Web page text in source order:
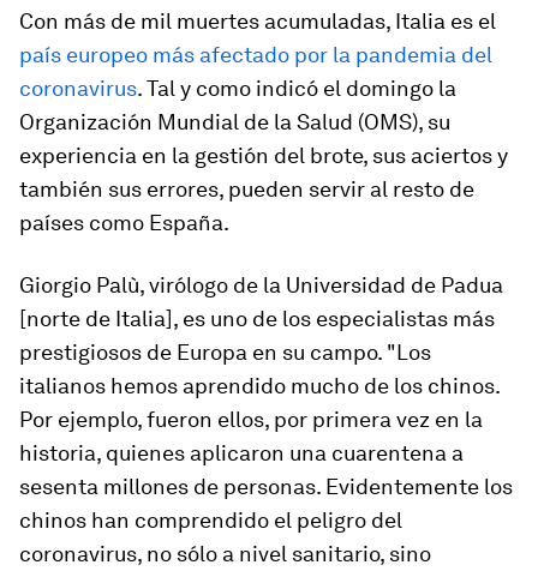
Con más de mil muertes acumuladas, Italia es el
país europeo más afectado por la pandemia del
coronavirus. Tal y como indicó el domingo la
Organización Mundial de la Salud (OMS), su
experiencia en la gestión del brote, sus aciertos y
también sus errores, pueden servir al resto de
países como España.
Giorgio Palù, virólogo de la Universidad de Padua
[norte de Italia], es uno de los especialistas más
prestigiosos de Europa en su campo. "Los
italianos hemos aprendido mucho de los chinos.
Por ejemplo, fueron ellos, por primera vez en la
historia, quienes aplicaron una cuarentena a
sesenta millones de personas. Evidentemente los
chinos han comprendido el peligro del
coronavirus, no sólo a nivel sanitario, sino